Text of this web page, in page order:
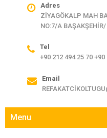
Adres
ZİYAGÖKALP MAH
NO:7/A
Tel
+90 212 494 25 70 +90
Email
Menu